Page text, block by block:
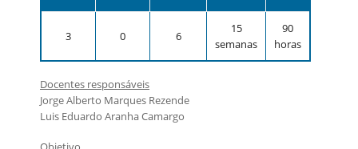
Candidatos estrangeiros
Inscrições recebidas
Exames e arguições
Resultado da seleção
3 0 6
15
semanas
90
horas
Docentes responsáveis
Jorge Alberto Marques Rezende
Luis Eduardo Aranha Camargo